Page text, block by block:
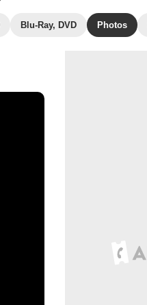
Blu-Ray, DVD Photos